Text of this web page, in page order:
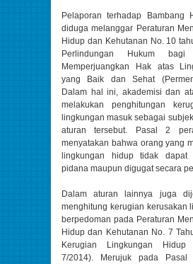
Pelaporan terhadap Bambang
diduga melanggar Peraturan
Hidup dan Kehutanan No. 10
Perlindungan Hukum
Memperjuangkan Hak atas
yang Baik dan Sehat
Dalam hal ini, akademisi dan
melakukan penghitungan
lingkungan masuk sebagai
aturan tersebut. Pasal 2
menyatakan bahwa orang yang
lingkungan hidup tidak dapat
pidana maupun digugat secara
Dalam aturan lainnya juga
menghitung kerugian kerusakan
berpedoman pada Peraturan
Hidup dan Kehutanan No. 7
Kerugian Lingkungan Hidup
7/2014). Merujuk pada Pasal